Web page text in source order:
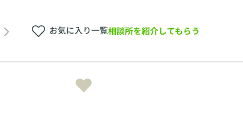
お気に入り一覧相談所を紹介してもらう